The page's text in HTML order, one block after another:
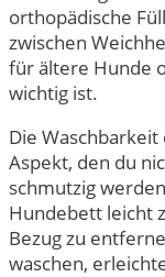
orthopädische
zwischen
für ältere Hunde
wichtig ist.
Die
Aspekt, den du
schmutzig
Hundebett leicht
Bezug zu
waschen,